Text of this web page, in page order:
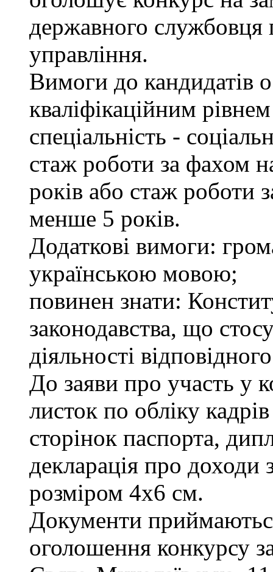
державного службовця
управління.
Вимоги до кандидатів
кваліфікаційним
спеціальність -
стаж роботи за фахом
років або стаж роботи
менше 5 років.
Додаткові вимоги:
українською мовою;
повинен знати:
законодавства, що
діяльності
До заяви про участь у
листок по обліку
сторінок паспорта,
декларація про доходи
розміром 4х6 см.
Документи
оголошення конкурсу